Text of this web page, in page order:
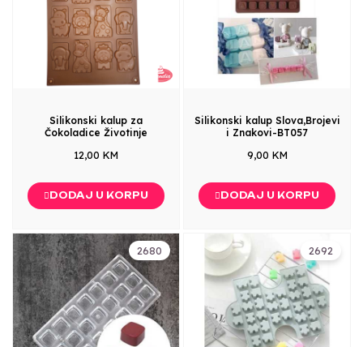
Silikonski kalup za
Čokoladice Životinje
12,00 KM
DODAJ U KORPU
Silikonski kalup Slova,Brojevi
i Znakovi-BT057
9,00 KM
DODAJ U KORPU
2680 2692